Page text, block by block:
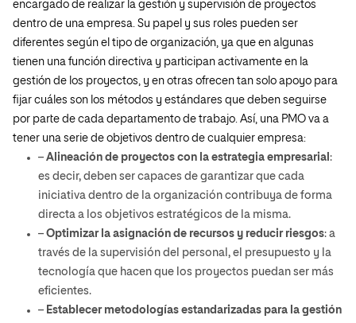
encargado de realizar la gestión y supervisión de proyectos
dentro de una empresa. Su papel y sus roles pueden ser
diferentes según el tipo de organización, ya que en algunas
tienen una función directiva y participan activamente en la
gestión de los proyectos, y en otras ofrecen tan solo apoyo para
fijar cuáles son los métodos y estándares que deben seguirse
por parte de cada departamento de trabajo. Así, una PMO va a
tener una serie de objetivos dentro de cualquier empresa:
– Alineación de proyectos con la estrategia empresarial :
es decir, deben ser capaces de garantizar que cada
iniciativa dentro de la organización contribuya de forma
directa a los objetivos estratégicos de la misma.
– Optimizar la asignación de recursos y reducir riesgos: a
través de la supervisión del personal, el presupuesto y la
tecnología que hacen que los proyectos puedan ser más
eficientes.
– Establecer metodologías estandarizadas para la gestión